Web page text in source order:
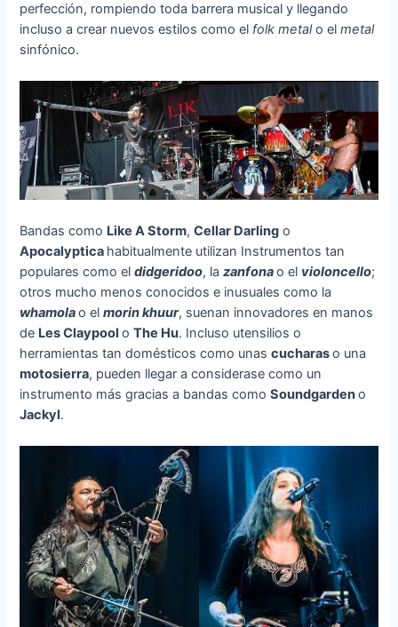
perfección, rompiendo toda barrera musical y llegando
incluso a crear nuevos estilos como el folk metalo elmetal
sinfónico.
Bandas como Like A Storm,Cellar Darling o
Apocalyptica habitualmente utilizan Instrumentos tan
populares como eldidgeridoo, lazanfonao el violoncello;
otros mucho menos conocidos e inusuales como la
whamolao elmorin khuur, suenan innovadores en manos
de Les ClaypooloThe Hu. Incluso utensilios o
herramientas tan domésticos como unascucharaso una
motosierra, pueden llegar a considerase como un
instrumento más gracias a bandas comoSoundgardeno
Jackyl.